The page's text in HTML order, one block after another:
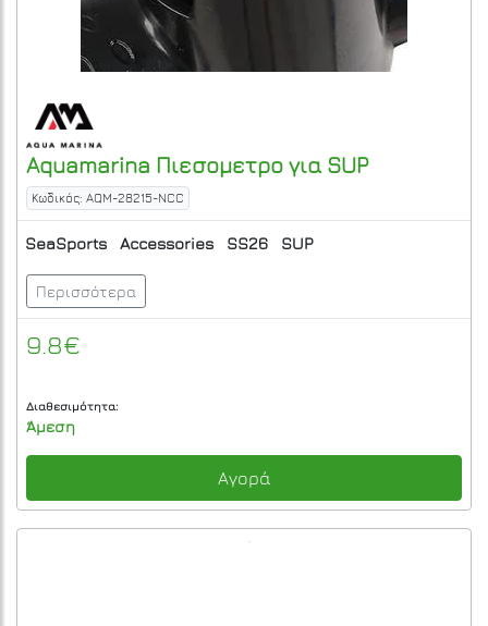
Aquamarina Πιεσομετρο για SUP
Κωδικός: AQM-28215-NCC
SeaSports Accessories SS26 SUP
Περισσότερα
9.8€
Διαθεσιμότητα:
Άμεση
Αγορά